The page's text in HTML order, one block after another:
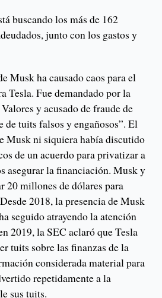
buscando los más de 162
junto con los gastos y
Musk ha causado caos para el
Tesla. Fue demandado por la
y acusado de fraude de
de tuits falsos y engañosos”. El
Musk ni siquiera había discutido
de un acuerdo para privatizar a
asegurar la financiación. Musk y
20 millones de dólares para
2018, la presencia de Musk
seguido atrayendo la atención
2019, la SEC aclaró que Tesla
tuits sobre las finanzas de la
considerada material para
repetidamente a la
sus tuits.